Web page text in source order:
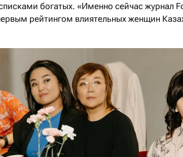
богатых. «Именно сейчас журнал
рейтингом влиятельных женщин